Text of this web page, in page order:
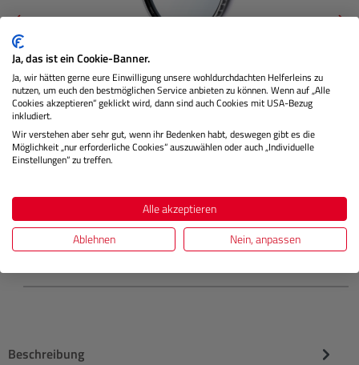
AIR UV silber (62mm)
Lagernd
€ 75,99
IN DEN WARENKORB
Beschreibung
Ja, das ist ein Cookie-Banner.
Ja, wir hätten gerne eure Einwilligung unsere wohldurchdachten Helferleins zu
nutzen, um euch den bestmöglichen Service anbieten zu können. Wenn auf „Alle
Cookies akzeptieren“ geklickt wird, dann sind auch Cookies mit USA-Bezug
inkludiert.
Wir verstehen aber sehr gut, wenn ihr Bedenken habt, deswegen gibt es die
Möglichkeit „nur erforderliche Cookies“ auszuwählen oder auch „Individuelle
Einstellungen“ zu treffen.
Alle akzeptieren
Ablehnen
Nein, anpassen